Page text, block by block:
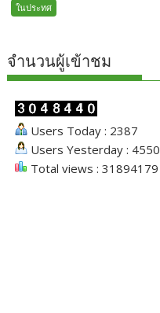
ในประทศ
จำนวนผู้เข้าชม
Users Today : 2387
Users Yesterday : 4550
Total views : 31894179